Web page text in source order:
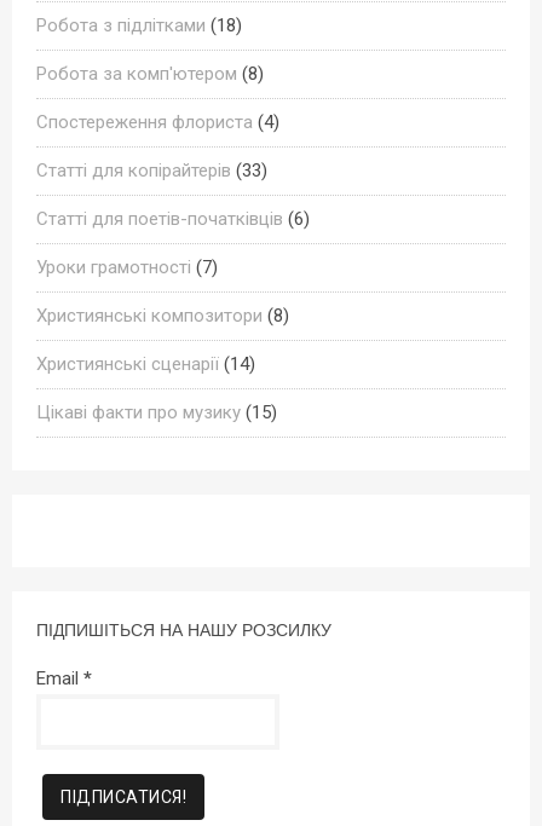
Робота з підлітками (18)
Робота за комп'ютером (8)
Спостереження флориста (4)
Статті для копірайтерів (33)
Статті для поетів-початківців (6)
Уроки грамотності (7)
Християнські композитори (8)
Християнські сценарії (14)
Цікаві факти про музику (15)
ПІДПИШІТЬСЯ НА НАШУ РОЗСИЛКУ
Email *